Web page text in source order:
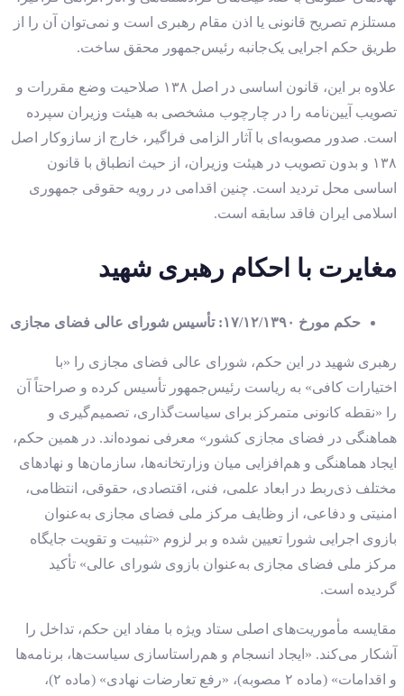
مستلزم تصریح قانونی یا اذن مقام رهبری است و نمی‌توان آن را از
طریق حکم اجرایی یک‌جانبه رئیس‌جمهور محقق ساخت.
علاوه بر این، قانون اساسی در اصل ۱۳۸ صلاحیت وضع مقررات و
تصویب آیین‌نامه را در چارچوب مشخصی به هیئت وزیران سپرده
است. صدور مصوبه‌ای با آثار الزامی فراگیر، خارج از سازوکار اصل
۱۳۸ و بدون تصویب در هیئت وزیران، از حیث انطباق با قانون
اساسی محل تردید است. چنین اقدامی در رویه حقوقی جمهوری
اسلامی ایران فاقد سابقه است.
مغایرت با احکام رهبری شهید
حکم مورخ ۱۷/۱۲/۱۳۹۰: تأسیس شورای عالی فضای مجازی
رهبری شهید در این حکم، شورای عالی فضای مجازی را «با
اختیارات کافی» به ریاست رئیس‌جمهور تأسیس کرده و صراحتاً آن
را «نقطه کانونی متمرکز برای سیاست‌گذاری، تصمیم‌گیری و
هماهنگی در فضای مجازی کشور» معرفی نموده‌اند. در همین حکم،
ایجاد هماهنگی و هم‌افزایی میان وزارتخانه‌ها، سازمان‌ها و نهادهای
مختلف ذی‌ربط در ابعاد علمی، فنی، اقتصادی، حقوقی، انتظامی،
امنیتی و دفاعی، از وظایف مرکز ملی فضای مجازی به‌عنوان
بازوی اجرایی شورا تعیین شده و بر لزوم «تثبیت و تقویت جایگاه
مرکز ملی فضای مجازی به‌عنوان بازوی شورای عالی» تأکید
گردیده است.
مقایسه مأموریت‌های اصلی ستاد ویژه با مفاد این حکم، تداخل را
آشکار می‌کند. «ایجاد انسجام و هم‌راستاسازی سیاست‌ها، برنامه‌ها
و اقدامات» (ماده ۲ مصوبه)، «رفع تعارضات نهادی» (ماده ۲)،